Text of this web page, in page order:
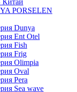
PORSELEN
Dunya
Ent Otel
Fish
Frig
Olimpia
Oval
Pera
Sea wave